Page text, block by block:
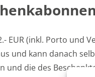
EUR (inkl. Porto und
und kann danach
und die des